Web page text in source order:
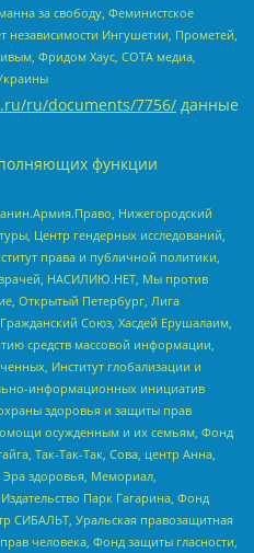
за свободу, Феминистское
независимости Ингушетии, Прометей,
Фридом Хаус, СОТА медиа,
ru/documents/7756/ данные
функции
Нижегородский
Центр гендерных исследований,
права и публичной политики,
НАСИЛИЮ.НЕТ, Мы против
Открытый Петербург, Лига
Союз, Хасдей Ерушалаим,
средств массовой информации,
Институт глобализации и
информационных инициатив
здоровья и защиты прав
осужденным и их семьям, Фонд
Так-Так-Так, Сова, центр Анна,
Эра здоровья, Мемориал,
Парк Гагарина, Фонд
СИБАЛЬТ, Уральская правозащитная
человека, Фонд защиты гласности,